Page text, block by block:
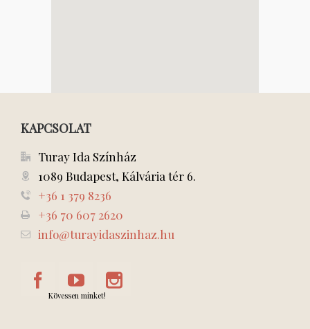
KAPCSOLAT
Turay Ida Színház
1089 Budapest, Kálvária tér 6.
+36 1 379 8236
+36 70 607 2620
info@turayidaszinhaz.hu
Kövessen minket!